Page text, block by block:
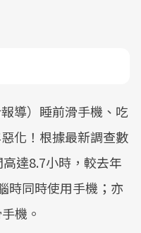
導）睡前滑手機、吃
化！根據最新調查數
達8.7小時，較去年
時同時使用手機；亦
機。